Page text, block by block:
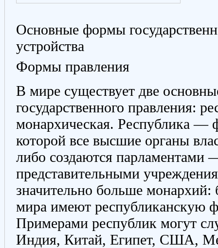
Основные формы
устройства
Формы правления
В мире существует две
государственного правления:
монархическая. Республика —
которой все высшие органы
либо создаются
представительными
значительно больше монархий:
мира имеют республиканскую
Примерами республик могут
Индия, Китай, Египет, США,